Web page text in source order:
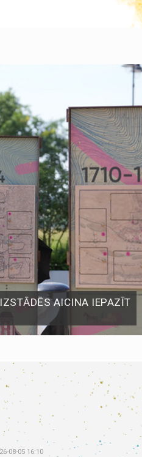
AICINA IEPAZĪT
08-05 16:10